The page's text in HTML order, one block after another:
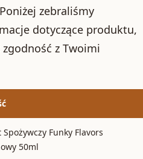
zebraliśmy
dotyczące produktu,
z Twoimi
Funky Flavors
50ml